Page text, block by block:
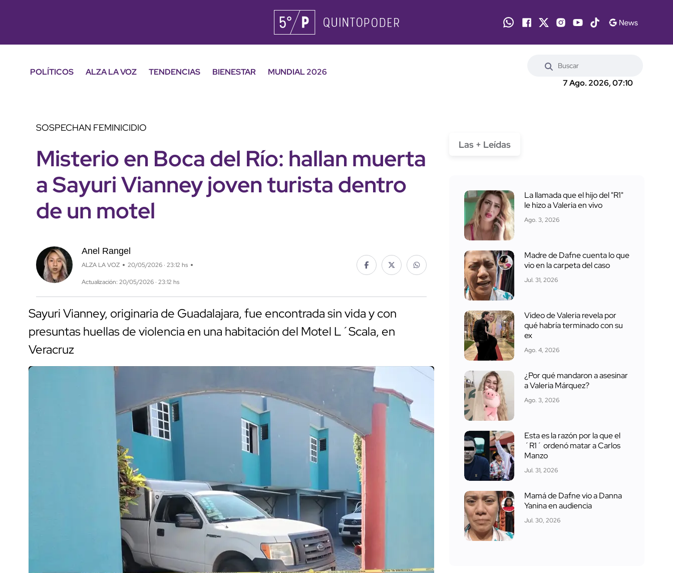
POLÍTICOS ALZA LA VOZ TENDENCIAS BIENESTAR
MUNDIAL 2026
7 Ago. 2026, 07:10
SOSPECHAN FEMINICIDIO
Misterio en Boca del Río: hallan muerta
a Sayuri Vianney joven turista dentro
de un motel
Anel Rangel
ALZA LA VOZ 20/05/2026 · 23:12 hs
Actualización: 20/05/2026 · 23:12 hs
Sayuri Vianney, originaria de Guadalajara, fue encontrada sin vida y con
presuntas huellas de violencia en una habitación del Motel L´Scala, en
Veracruz
Las + Leídas
La llamada que el hijo del "R1"
le hizo a Valeria en vivo
Ago. 3, 2026
Madre de Dafne cuenta lo que
vio en la carpeta del caso
Jul. 31, 2026
Video de Valeria revela por
qué habría terminado con su
ex
Ago. 4, 2026
¿Por qué mandaron a asesinar
a Valeria Márquez?
Ago. 3, 2026
Esta es la razón por la que el
´R1´ ordenó matar a Carlos
Manzo
Jul. 31, 2026
Mamá de Dafne vio a Danna
Yanina en audiencia
Jul. 30, 2026